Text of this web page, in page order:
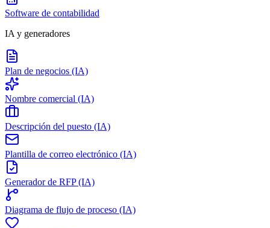
Software de contabilidad
IA y generadores
Plan de negocios (IA)
Nombre comercial (IA)
Descripción del puesto (IA)
Plantilla de correo electrónico (IA)
Generador de RFP (IA)
Diagrama de flujo de proceso (IA)